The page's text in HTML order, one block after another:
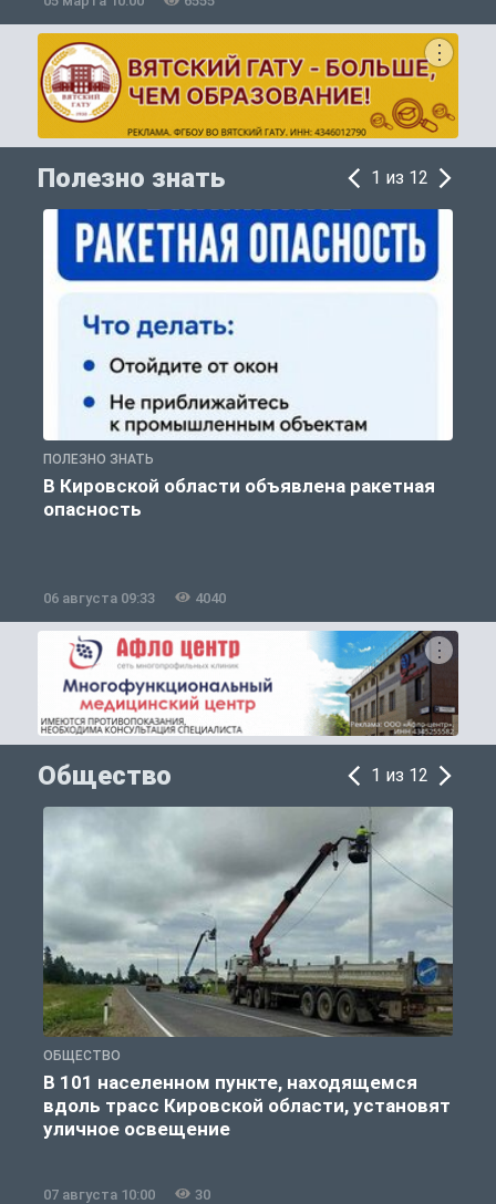
Полезно знать 1 из 12
ПОЛЕЗНО ЗНАТЬ
В Кировской области объявлена ракетная
опасность
06 августа 09:33 4040
Общество 1 из 12
ОБЩЕСТВО
В 101 населенном пункте, находящемся
вдоль трасс Кировской области, установят
уличное освещение
07 августа 10:00 30